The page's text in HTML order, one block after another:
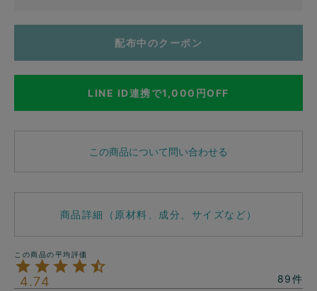
配布中のクーポン
LINE ID連携で1,000円OFF
この商品について問い合わせる
商品詳細（原材料、成分、サイズなど）
4.74 89